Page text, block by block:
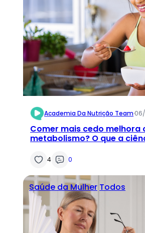
Academia Da Nutrição Team·
Comer mais cedo melhora
metabolismo? O que a
4 0
Saúde da Mulher Todos